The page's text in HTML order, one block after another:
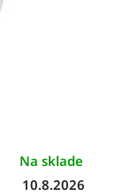
Na sklade
10.8.2026